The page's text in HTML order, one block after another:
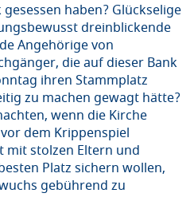
haben? Glückselige
dreinblickende
Angehörige von
die auf dieser Bank
ihren Stammplatz
zu machen gewagt hätte?
wenn die Kirche
dem Krippenspiel
stolzen Eltern und
Platz sichern wollen,
gebührend zu